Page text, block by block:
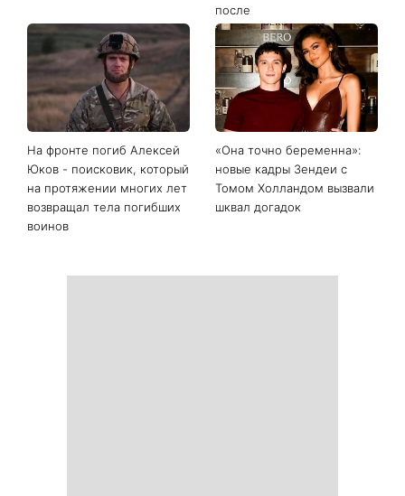
после
На фронте погиб Алексей
Юков - поисковик, который
на протяжении многих лет
возвращал тела погибших
воинов
«Она точно беременна»:
новые кадры Зендеи с
Томом Холландом вызвали
шквал догадок